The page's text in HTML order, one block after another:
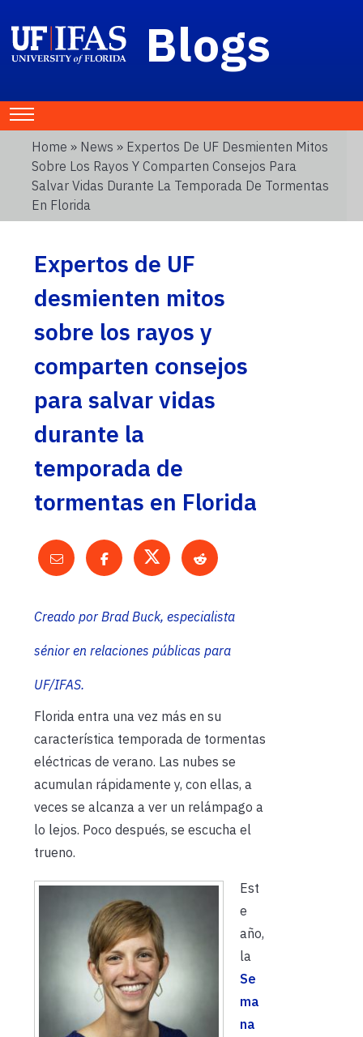
Blogs
Home » News » Expertos De UF Desmienten Mitos
Sobre Los Rayos Y Comparten Consejos Para
Salvar Vidas Durante La Temporada De Tormentas
En Florida
Expertos de UF
desmienten mitos
sobre los rayos y
comparten consejos
para salvar vidas
durante la
temporada de
tormentas en Florida
Creado por Brad Buck, especialista
sénior en relaciones públicas para
UF/IFAS.
Florida entra una vez más en su
característica temporada de tormentas
eléctricas de verano. Las nubes se
acumulan rápidamente y, con ellas, a
veces se alcanza a ver un relámpago a
lo lejos. Poco después, se escucha el
trueno.
Est
e
año,
la
Se
ma
na